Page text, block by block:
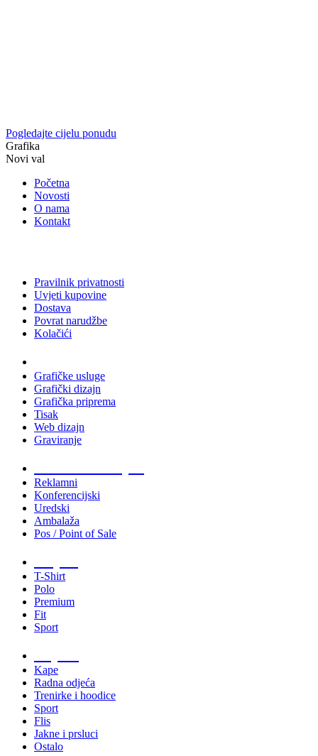
Pogledajte cijelu ponudu
Grafika
Novi val
Početna
Novosti
O nama
Kontakt
Pravilnik privatnosti
Uvjeti kupovine
Dostava
Povrat narudžbe
Kolačići
Grafičke usluge
Grafički dizajn
Grafička priprema
Tisak
Web dizajn
Graviranje
Reklamni
Konferencijski
Uredski
Ambalaža
Pos / Point of Sale
T-Shirt
Polo
Premium
Fit
Sport
Kape
Radna odjeća
Trenirke i hoodice
Sport
Flis
Jakne i prsluci
Ostalo